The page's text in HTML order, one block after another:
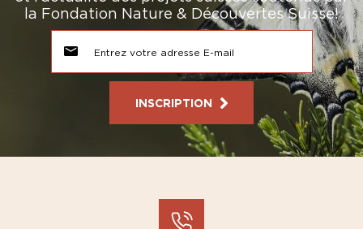
la Fondation Nature & Découvertes Suisse!
INSCRIPTION